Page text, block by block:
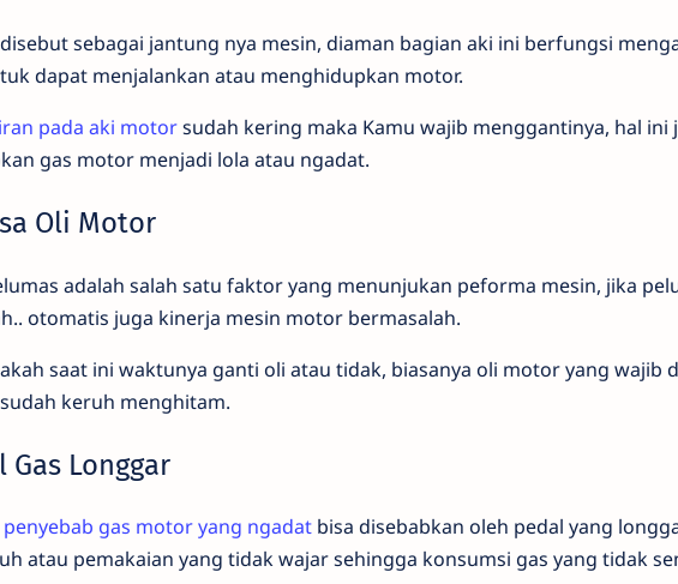
disebut sebagai jantung nya mesin, diaman bagian aki ini berfungsi
dapat menjalankan atau menghidupkan motor.
pada aki motorsudah kering maka Kamu wajib menggantinya, hal ini
gas motor menjadi lola atau ngadat.
Oli Motor
adalah salah satu faktor yang menunjukan peforma mesin, jika
otomatis juga kinerja mesin motor bermasalah.
saat ini waktunya ganti oli atau tidak, biasanya oli motor yang wajib
keruh menghitam.
Gas Longgar
penyebab gas motor yang ngadat bisa disebabkan oleh pedal yang
atau pemakaian yang tidak wajar sehingga konsumsi gas yang tidak